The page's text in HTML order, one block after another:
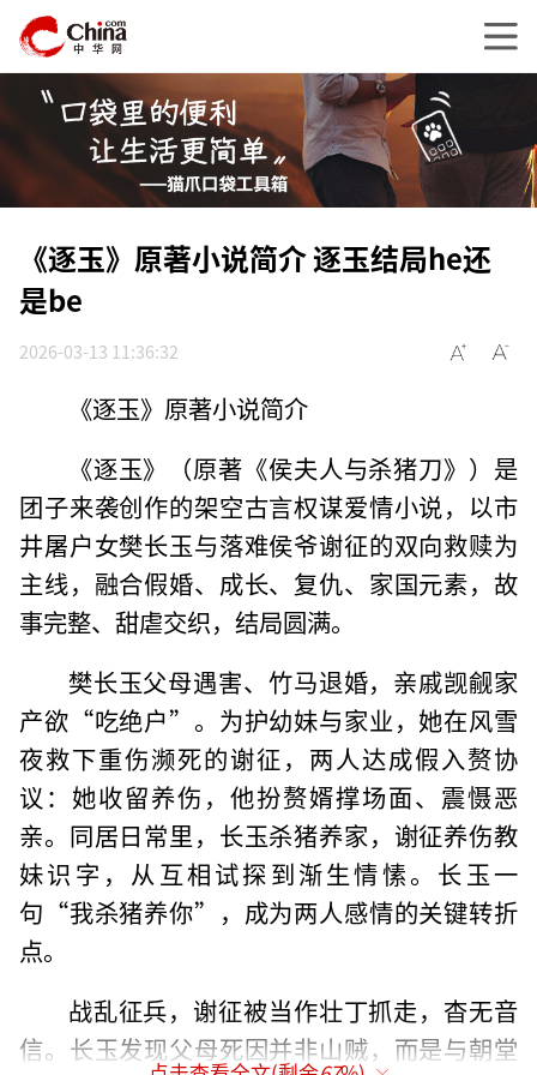
《逐玉》原著小说简介 逐玉结局he还
是be
2026-03-13 11:36:32
《逐玉》原著小说简介
《逐玉》（原著《侯夫人与杀猪刀》）是
团子来袭创作的架空古言权谋爱情小说，以市
井屠户女樊长玉与落难侯爷谢征的双向救赎为
主线，融合假婚、成长、复仇、家国元素，故
事完整、甜虐交织，结局圆满。
樊长玉父母遇害、竹马退婚，亲戚觊觎家
产欲“吃绝户”。为护幼妹与家业，她在风雪
夜救下重伤濒死的谢征，两人达成假入赘协
议：她收留养伤，他扮赘婿撑场面、震慑恶
亲。同居日常里，长玉杀猪养家，谢征养伤教
妹识字，从互相试探到渐生情愫。长玉一
句“我杀猪养你”，成为两人感情的关键转折
点。
战乱征兵，谢征被当作壮丁抓走，杳无音
信。长玉发现父母死因并非山贼，而是与朝堂